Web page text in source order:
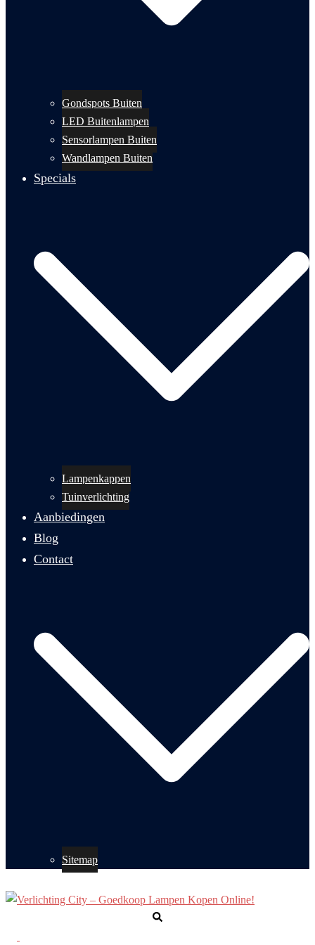
Gondspots Buiten
LED Buitenlampen
Sensorlampen Buiten
Wandlampen Buiten
Specials
Lampenkappen
Tuinverlichting
Aanbiedingen
Blog
Contact
Sitemap